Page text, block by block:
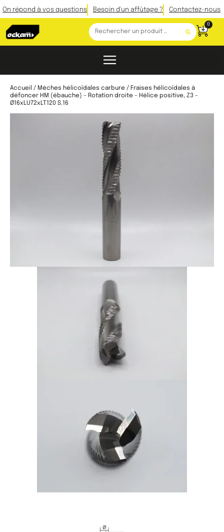
On répond à vos questions Besoin d'un affûtage ? Contactez-nous
0
Accueil / Mèches hélicoïdales carbure / Fraises hélicoïdales à
défoncer HM (ébauche) – Rotation droite – Hélice positive, Z3 –
Ø16xLU72xLT120 S.16